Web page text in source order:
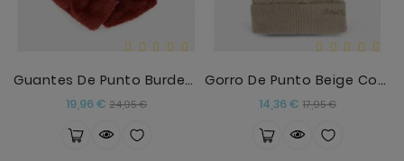
Guantes De Punto Burdeos Con Detalles Anekke
19,96 € Precio
24,95 €Precio
Gorro De Punto Beige Con Detalles Anekke
14,36 € Precio
17,95 €Precio